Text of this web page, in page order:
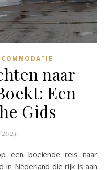
naar
Een
Gids
in Nederland die rijk is aan